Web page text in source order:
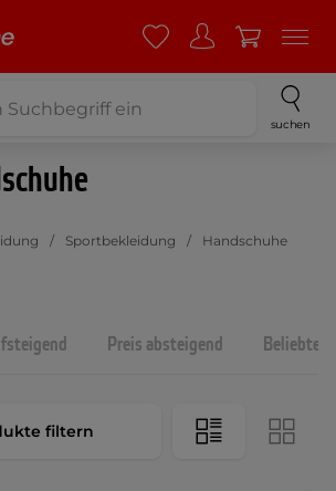
suchen
Sportbekleidung Handschuhe
Preis absteigend
filtern